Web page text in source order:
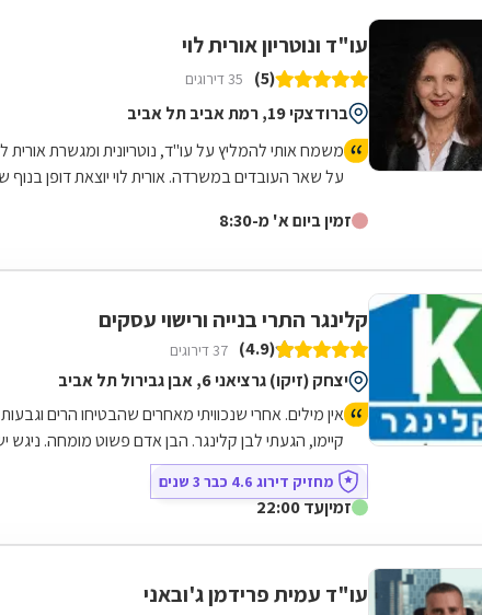
עו"ד ונוטריון אורית לוי
(5) 35 דירוגים
ברודצקי 19, רמת אביב תל אביב
משמח אותי להמליץ על עו"ד, נוטריונית ומגשרת אורית
על שאר העובדים במשרדה. אורית לוי יוצאת דופן בנוף
אלא גם באנושיותה. היא מבצעת מגוון פעולות, כולל
הראשונה. אין בה או במשרדה שום העמדות פנים
לא מעט עוסקים במקצוע זה, ותמיד נעים לפנות אליה
שאלה. קל לתקשר איתה ועם משרדה בערוצים שונים,
מגיע מענה בזמן.
זמין ביום א' מ-8:30
קלינגר התרי בנייה ורישוי עסקים
(4.9) 37 דירוגים
יצחק (זיקו) גרציאני 6, אבן גבירול תל אביב
אין מילים. אחרי שנכוויתי מאחרים שהבטיחו הרים
קיימו, הגעתי לבן קלינגר. הבן אדם פשוט מומחה. ניגש
לעניין, הסביר לי הכל בגובה העיניים ופשוט תקתק את
מרגישים את הניסיון שלו בכל צעד. רק משרד קלינגר!!!
מחזיק דירוג 4.6 כבר 3 שנים
זמיןעד 22:00
עו"ד עמית פרידמן ג'ובאני